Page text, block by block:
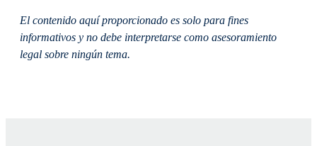
El contenido aquí proporcionado es solo para fines
informativos y no debe interpretarse como asesoramiento
legal sobre ningún tema.